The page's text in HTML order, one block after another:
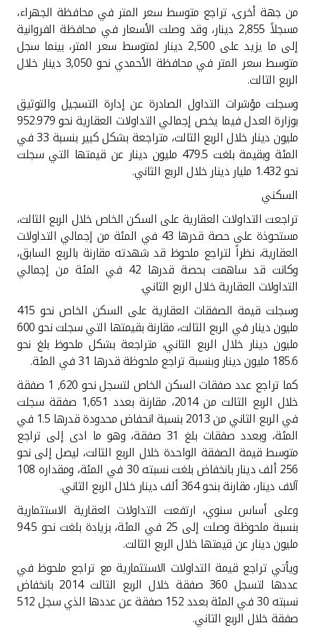
من جهة أخرى، تراجع متوسط سعر المتر في محافظة الجهراء،
مسجلاً 2,855 دينار، وقد وصلت الأسعار في محافظة الفروانية
إلى ما يزيد على 2,500 دينار لمتوسط سعر المتر، بينما سجل
متوسط سعر المتر في محافظة الأحمدي نحو 3,050 دينار خلال
الربع الثالث.
وسجلت مؤشرات التداول الصادرة عن إدارة التسجيل والتوثيق
بوزارة العدل فيما يخص إجمالي التداولات العقارية نحو 952.979
مليون دينار خلال الربع الثالث، متراجعة بشكل كبير بنسبة 33 في
المئة وبقيمة بلغت 479.5 مليون دينار عن قيمتها التي سجلت
نحو 1.432 مليار دينار خلال الربع الثاني
.
السكني
تراجعت التداولات العقارية على السكن الخاص خلال الربع الثالث،
مستحوذة على حصة قدرها 43 في المئة من إجمالي التداولات
العقارية، نظراً لتراجع ملحوظ قد شهدته مقارنة بالربع السابق،
وكانت قد ساهمت بحصة قدرها 42 في المئة من إجمالي
التداولات العقارية خلال الربع الثاني.
وسجلت قيمة الصفقات العقارية على السكن الخاص نحو 415
مليون دينار في الربع الثالث، مقارنة بقيمتها التي سجلت نحو 600
مليون دينار خلال الربع الثاني، متراجعة بشكل ملحوظ بلغ نحو
185.6 مليون دينار وبنسبة تراجع ملحوظة قدرها 31 في المئة
.
كما تراجع عدد صفقات السكن الخاص لتسجل نحو 620, 1 صفقة
خلال الربع الثالث من 2014، مقارنة بعدد 1,651 صفقة سجلت
في الربع الثاني من 2013 بنسبة انحفاض محدودة قدرها 1.5 في
المئة، وبعدد صفقات بلغ 31 صفقة، وهو ما ادى إلى تراجع
متوسط قيمة الصفقة الواحدة خلال الربع الثالث، ليصل إلى نحو
256 ألف دينار بانخفاض بلغت نسبته 30 في المئة، ومقداره 108
آلاف دينار، مقارنة بنحو 364 ألف دينار خلال الربع الثاني
.
وعلى أساس سنوي، ارتفعت التداولات العقارية الاستثمارية
بنسبة ملحوظة وصلت إلى 25 في المئة، بزيادة بلغت نحو 94.5
مليون دينار عن قيمتها خلال الربع الثالث.
ويأتي تراجع قيمة التداولات الاستثمارية مع تراجع ملحوظ في
عددها لتسجل 360 صفقة خلال الربع الثالث 2014 بانخفاض
نسبته 30 في المئة بعدد 152 صفقة عن عددها الذي سجل 512
صفقة خلال الربع الثاني.